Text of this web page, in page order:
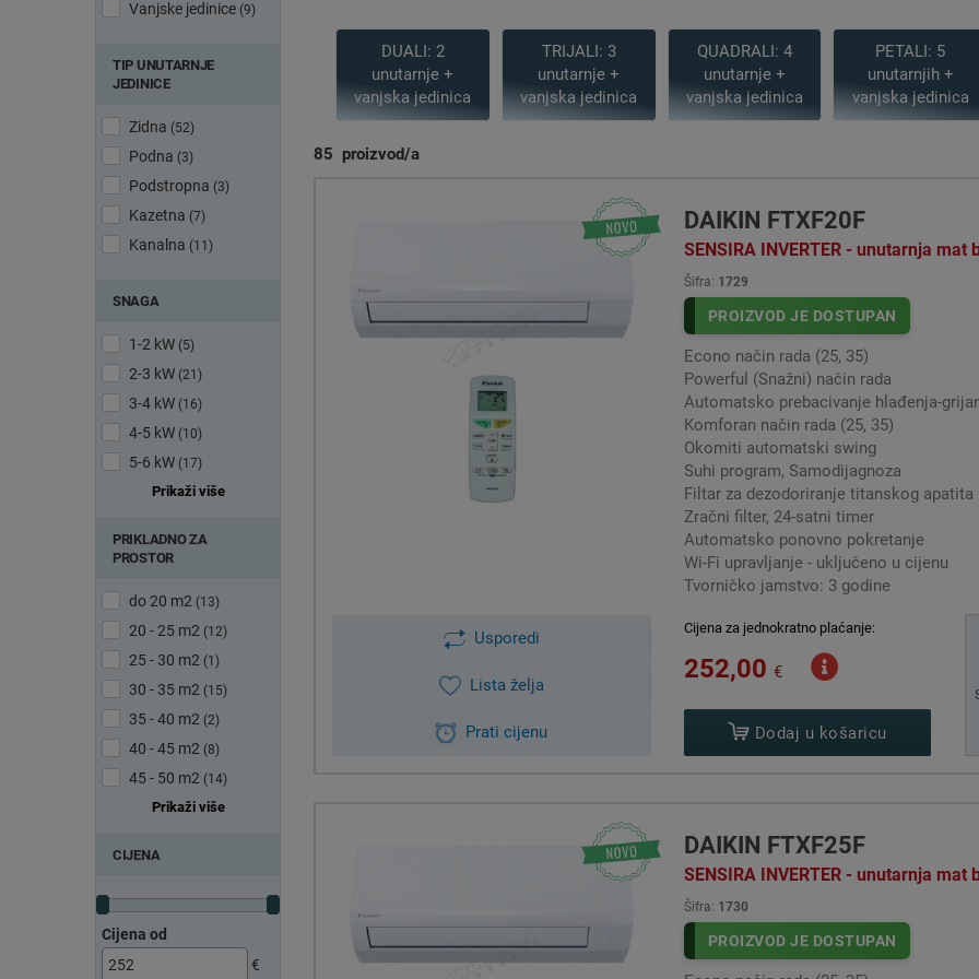
Vanjske jedinice (9)
TIP UNUTARNJE
JEDINICE
Zidna (52)
Podna (3)
Podstropna (3)
Kazetna (7)
Kanalna (11)
SNAGA
1-2 kW (5)
2-3 kW (21)
3-4 kW (16)
4-5 kW (10)
5-6 kW (17)
Prikaži više
PRIKLADNO ZA
PROSTOR
do 20 m2 (13)
20 - 25 m2 (12)
25 - 30 m2 (1)
30 - 35 m2 (15)
35 - 40 m2 (2)
40 - 45 m2 (8)
45 - 50 m2 (14)
Prikaži više
CIJENA
Cijena od
€
DAIKIN klima uređaji namjenjeni su za kupce koji žele nešto više od klima uređaja.
sustavi osiguravaju nadmoćne tehničke karakteristike uz optimiziranje energetske
DAIKIN KLIMA UREĐAJI - KATALOG - pdf
DUALI: 2
unutarnje +
vanjska jedinica
TRIJALI: 3
unutarnje +
vanjska jedinica
QUADRALI: 4
unutarnje +
vanjska jedinica
PETALI: 5
unutarnjih +
vanjska jedinica
85 proizvod/a
Usporedi
Lista želja
Prati cijenu
DAIKIN FTXF20F
SENSIRA INVERTER - unutarnja
Šifra: 1729
PROIZVOD JE DOSTUPAN
Econo način rada (25, 35)
Powerful (Snažni) način rada
Automatsko prebacivanje hlađenja-
Komforan način rada (25, 35)
Okomiti automatski swing
Suhi program, Samodijagnoza
Filtar za dezodoriranje titanskog apatita
Zračni filter, 24-satni timer
Automatsko ponovno pokretanje
Wi-Fi upravljanje - uključeno u cijenu
Tvorničko jamstvo: 3 godine
Cijena za jednokratno plaćanje:
252,00 €
Dodaj u košaricu
DAIKIN FTXF25F
SENSIRA INVERTER - unutarnja
Šifra: 1730
PROIZVOD JE DOSTUPAN